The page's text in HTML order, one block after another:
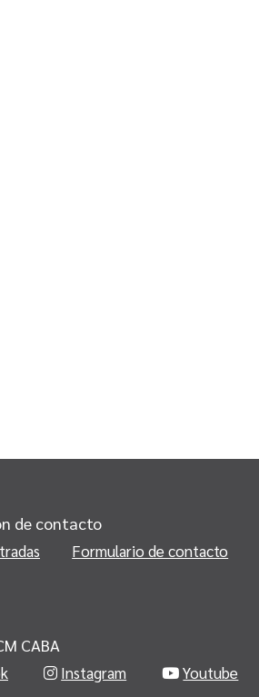
de contacto
Formulario de contacto
CABA
Instagram Youtube